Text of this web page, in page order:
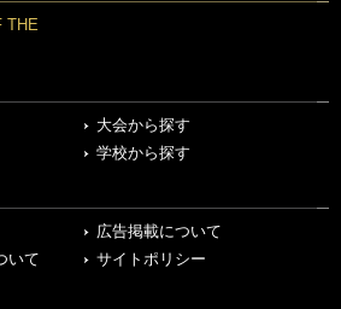
THE
大会から探す
学校から探す
広告掲載について
いて
サイトポリシー